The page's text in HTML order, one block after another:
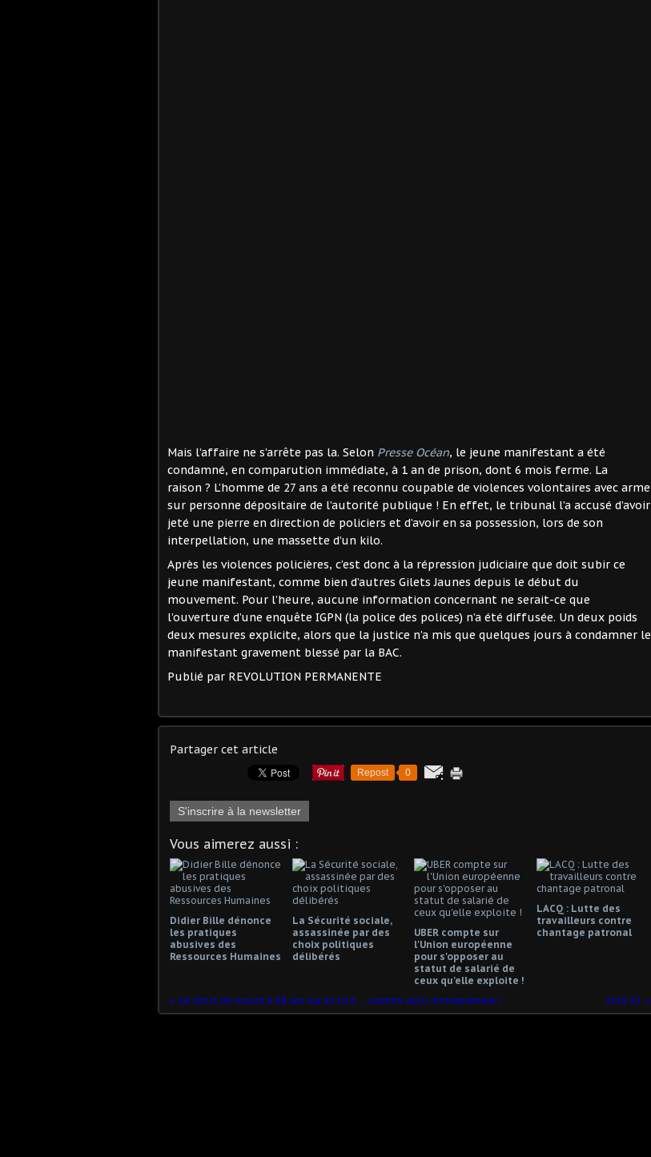
Mais l’affaire ne s’arrête pas la. Selon Presse Océan, le jeune manifestant a été
condamné, en comparution immédiate, à 1 an de prison, dont 6 mois ferme. La
raison ? L’homme de 27 ans a été reconnu coupable de violences volontaires avec arme
sur personne dépositaire de l’autorité publique ! En effet, le tribunal l’a accusé d’avoir
jeté une pierre en direction de policiers et d’avoir en sa possession, lors de son
interpellation, une massette d’un kilo.
Après les violences policières, c’est donc à la répression judiciaire que doit subir ce
jeune manifestant, comme bien d’autres Gilets Jaunes depuis le début du
mouvement. Pour l’heure, aucune information concernant ne serait-ce que
l’ouverture d’une enquête IGPN (la police des polices) n’a été diffusée. Un deux poids
deux mesures explicite, alors que la justice n’a mis que quelques jours à condamner le
manifestant gravement blessé par la BAC.
Publié par REVOLUTION PERMANENTE
Partager cet article
Repost 0
S'inscrire à la newsletter
Vous aimerez aussi :
Didier Bille dénonce
les pratiques
abusives des
Ressources Humaines
La Sécurité sociale,
assassinée par des
choix politiques
délibérés
UBER compte sur
l'Union européenne
pour s'opposer au
statut de salarié de
ceux qu'elle exploite !
LACQ : Lutte des
travailleurs contre
chantage patronal
Le droit de mourir à 68 ans sur un toit ... comme auto-entrepreneur ! Acte XI